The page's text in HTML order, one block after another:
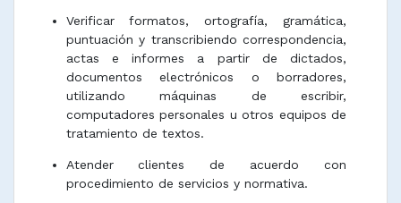
Verificar formatos, ortografía, gramática,
puntuación y transcribiendo correspondencia,
actas e informes a partir de dictados,
documentos electrónicos o borradores,
utilizando máquinas de escribir,
computadores personales u otros equipos de
tratamiento de textos.
Atender clientes de acuerdo con
procedimiento de servicios y normativa.